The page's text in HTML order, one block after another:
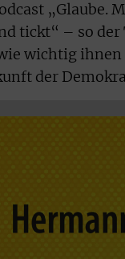
„Glaube.
tickt“ – so
wichtig ihnen
der